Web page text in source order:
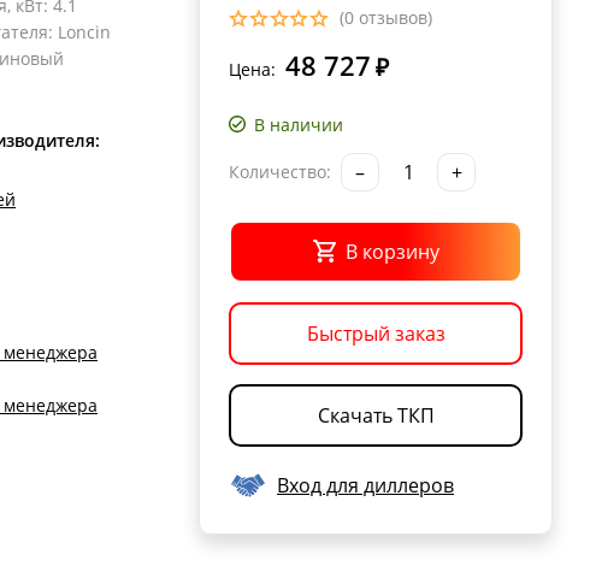
кВт: 4.1
: Loncin
менеджера
менеджера
(0 отзывов)
Цена: 48 727 ₽
В наличии
Количество: – +
В корзину
Быстрый заказ
Скачать ТКП
Вход для диллеров